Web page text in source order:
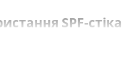
SPF-
розмір стіка дає змогу